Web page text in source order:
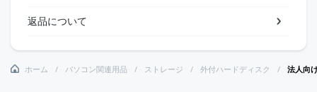
返品について
ホーム パソコン関連用品 ストレージ 外付ハードディスク 法人向